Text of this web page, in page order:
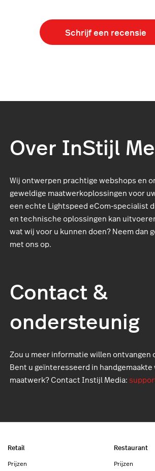
Schrijf een recensie
Over InStijl
Wij ontwerpen prachtige webshops en
geweldige maatwerkoplossingen voor
een echte Lightspeed eCom-specialist
en technische oplossingen kan
wat wij voor u kunnen doen? Neem dan
met ons op.
Contact &
ondersteunig
Zou u meer informatie willen ontvangen
Bent u geïnteresseerd in
maatwerk? Contact Instijl Media:
Retail
Prijzen
Restaurant
Prijzen